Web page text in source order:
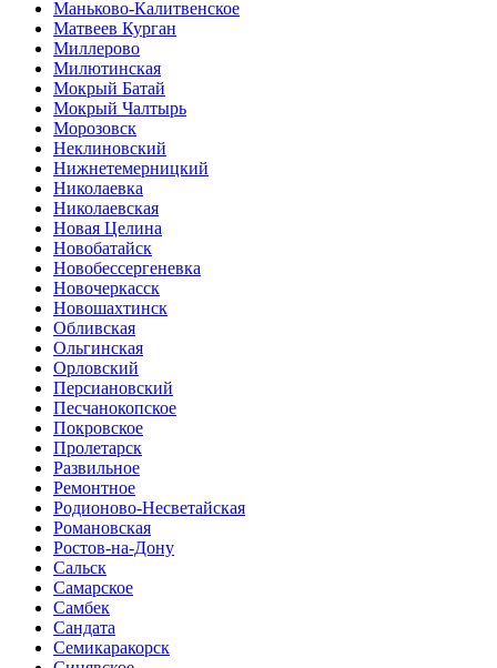
Маньково-Калитвенское
Матвеев Курган
Миллерово
Милютинская
Мокрый Батай
Мокрый Чалтырь
Морозовск
Неклиновский
Нижнетемерницкий
Николаевка
Николаевская
Новая Целина
Новобатайск
Новобессергеневка
Новочеркасск
Новошахтинск
Обливская
Ольгинская
Орловский
Персиановский
Песчанокопское
Покровское
Пролетарск
Развильное
Ремонтное
Родионово-Несветайская
Романовская
Ростов-на-Дону
Сальск
Самарское
Самбек
Сандата
Семикаракорск